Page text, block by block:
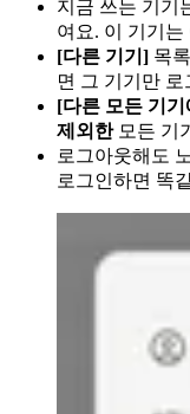
지금 쓰는 기기
여요. 이 기기
[다른 기기] 목
면 그 기기만
[다른 모든 기
제외한모든 기
로그아웃해도
로그인하면 똑